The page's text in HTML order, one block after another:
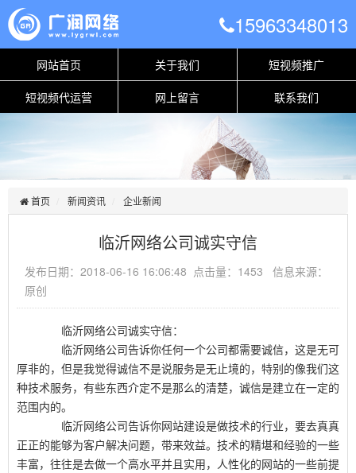
15963348013
网站首页 关于我们 短视频推广
短视频代运营 网上留言 联系我们
首页 新闻资讯 企业新闻
临沂网络公司诚实守信
发布日期：2018-06-16 16:06:48 点击量：1453 信息来源：
原创
临沂网络公司诚实守信：
临沂网络公司告诉你任何一个公司都需要诚信，这是无可
厚非的，但是我觉得诚信不是说服务是无止境的，特别的像我们这
种技术服务，有些东西介定不是那么的清楚，诚信是建立在一定的
范围内的。
临沂网络公司告诉你网站建设是做技术的行业，要去真真
正正的能够为客户解决问题，带来效益。技术的精堪和经验的一些
丰富，往往是去做一个高水平并且实用，人性化的网站的一些前提